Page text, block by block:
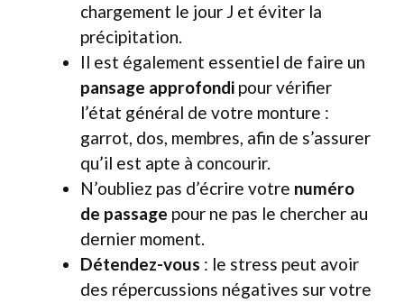
chargement le jour J et éviter la
précipitation.
Il est également essentiel de faire un
pansage approfondi pour vérifier
l’état général de votre monture :
garrot, dos, membres, afin de s’assurer
qu’il est apte à concourir.
N’oubliez pas d’écrire votre numéro
de passage pour ne pas le chercher au
dernier moment.
Détendez-vous : le stress peut avoir
des répercussions négatives sur votre